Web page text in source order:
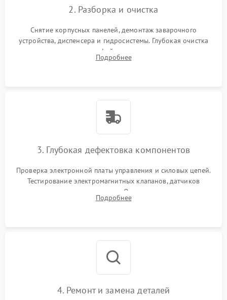
2. Разборка и очистка
Снятие корпусных панелей, демонтаж заварочного
устройства, диспенсера и гидросистемы. Глубокая очистка
внутренних узлов от кофейных масел, жмыха и накипи.
Промывка дренажных каналов и фильтров с использованием
Подробнее
3. Глубокая дефектовка компонентов
Проверка электронной платы управления и силовых цепей.
Тестирование электромагнитных клапанов, датчиков
температуры и расходомера. Оценка степени износа
жерновов кофемолки, уплотнительных колец гидросистемы
Подробнее
4. Ремонт и замена деталей